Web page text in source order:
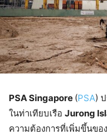
PSA Singapore (PSA)
ในท่าเทียบเรือ Jurong
ความต้องการที่เพิ่มขึ้นข